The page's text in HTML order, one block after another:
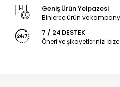
Geniş Ürün Yelpazesi
Binlerce ürün ve
7 / 24 DESTEK
Öneri ve şikayetlerinizi